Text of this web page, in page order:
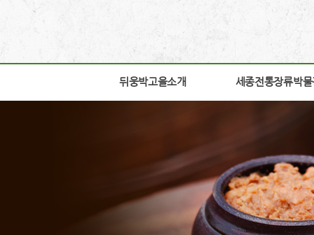
뒤웅박고을소개 세종전통장류박물
뒤웅박고을소개 세종전통장류박물
조감도
학술연구
자료실
열린공간